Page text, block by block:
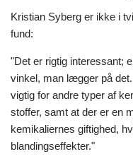
Kristian Syberg er ikke i
fund:
"Det er rigtig interessant;
vinkel, man lægger på
vigtig for andre typer af
stoffer, samt at der er en
kemikaliernes giftighed,
blandingseffekter."